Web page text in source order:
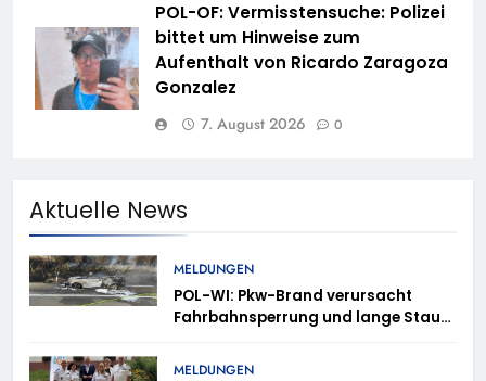
POL-OF: Vermisstensuche: Polizei
bittet um Hinweise zum
Aufenthalt von Ricardo Zaragoza
Gonzalez
7. August 2026 0
Aktuelle News
MELDUNGEN
POL-WI: Pkw-Brand verursacht
Fahrbahnsperrung und lange Staus
MELDUNGEN